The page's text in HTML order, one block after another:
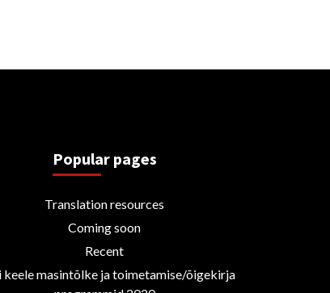
Popular pages
Translation resources
Coming soon
Recent
keele masintõlke ja toimetamise/õigekirja